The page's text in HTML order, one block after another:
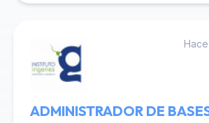
ADMINISTRADOR DE